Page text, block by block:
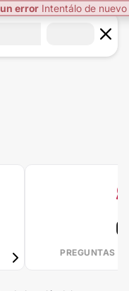
error Intentálo de nuevo
PREGUNTAS